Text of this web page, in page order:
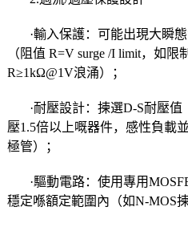
·輸入保護：可能出現大瞬
（阻值 R=V surge /I limit，如限
R≥1kΩ@1V浪涌）；
·耐壓設計：揀選D-S耐壓
壓1.5倍以上嘅器件，感性負載
極管）；
·驅動電路：使用專用
穩定喺額定範圍內（如N-MOS